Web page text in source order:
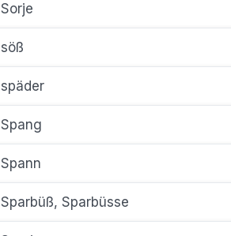
Sorje
söß
späder
Spang
Spann
Sparbüß, Sparbüsse